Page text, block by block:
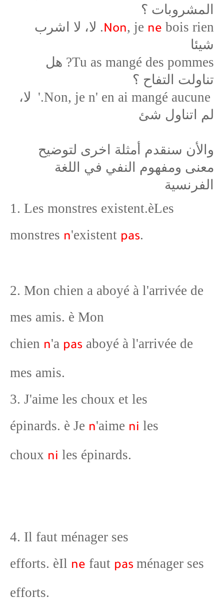
المشروبات ؟
Non, je ne
bois rien. لا، لا اشرب
شيئا
Tu as mangé des pommes? هل
تناولت التفاح ؟
Non, je n' en ai mangé aucune.' لا،
لم اتناول شئ
والأن سنقدم أمثلة اخرى لتوضيح
معنى ومفهوم النفي في اللغة
الفرنسية
1. Les monstres existent.èLes
monstres n'existent pas.
2. Mon chien a aboyé à l'arrivée de
mes amis. è Mon
chien n'a pas aboyé à l'arrivée de
mes amis.
3. J'aime les choux et les
épinards. è Je n'aime ni les
choux ni les épinards.
4. Il faut ménager ses
efforts. èIl ne faut pas ménager ses
efforts.